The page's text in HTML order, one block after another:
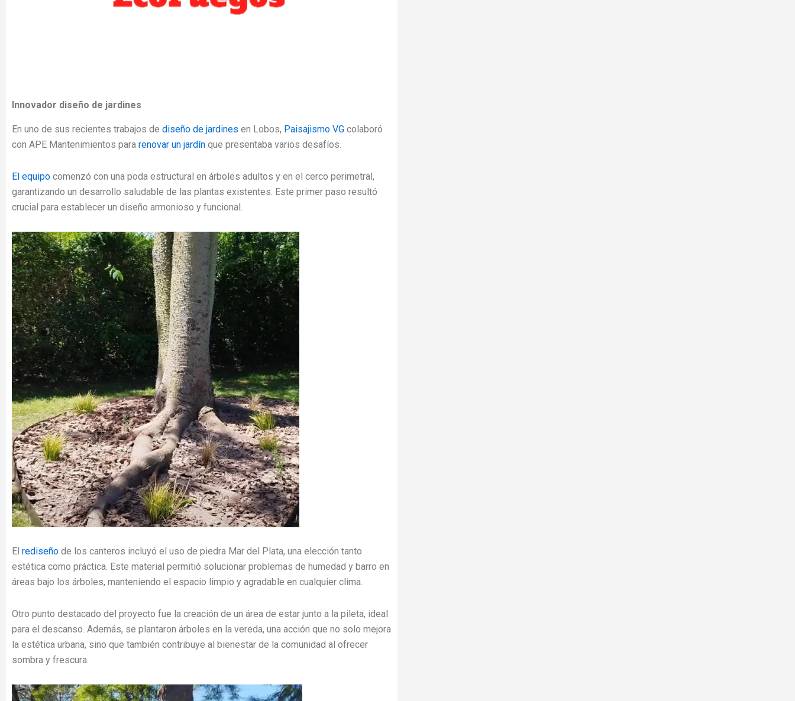
Innovador diseño de jardines
En uno de sus recientes trabajos de diseño de jardines en Lobos, Paisajismo VG colaboró
con APE Mantenimientos para renovar un jardín que presentaba varios desafíos.
El equipo comenzó con una poda estructural en árboles adultos y en el cerco perimetral,
garantizando un desarrollo saludable de las plantas existentes. Este primer paso resultó
crucial para establecer un diseño armonioso y funcional.
El rediseño de los canteros incluyó el uso de piedra Mar del Plata, una elección tanto
estética como práctica. Este material permitió solucionar problemas de humedad y barro en
áreas bajo los árboles, manteniendo el espacio limpio y agradable en cualquier clima.
Otro punto destacado del proyecto fue la creación de un área de estar junto a la pileta, ideal
para el descanso. Además, se plantaron árboles en la vereda, una acción que no solo mejora
la estética urbana, sino que también contribuye al bienestar de la comunidad al ofrecer
sombra y frescura.